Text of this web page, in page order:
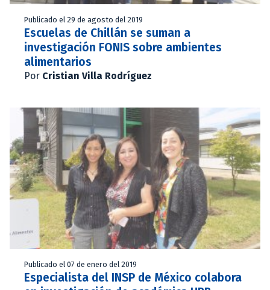
Publicado el 29 de agosto del 2019
Escuelas de Chillán se suman a
investigación FONIS sobre ambientes
alimentarios
Por Cristian Villa Rodríguez
Publicado el 07 de enero del 2019
Especialista del INSP de México colabora